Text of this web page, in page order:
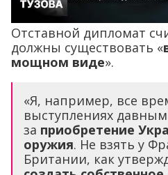
Отставной дипломат
должны существовать «
мощном виде».
«Я, например, все
выступлениях
за приобретение
оружия. Не взять у
Британии, как